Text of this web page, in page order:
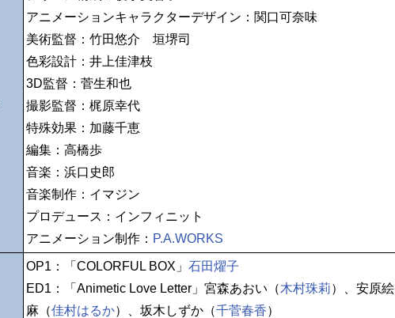
アニメーションキャラクターデザイン：関口可奈味
美術監督：竹田悠介 垣堺司
色彩設計：井上佳津枝
3D監督：菅生和也
撮影監督：梶原幸代
特殊効果：加藤千恵
編集：高橋歩
音楽：浜口史郎
音楽制作：イマジン
プロデュース：インフィニット
アニメーション制作： P.A.WORKS
OP1：「COLORFUL BOX」 石田燿子
ED1：「Animetic Love Letter」宮森あおい（木村珠莉）、安原絵
麻（佳村はるか）、坂木しずか（千菅春香）